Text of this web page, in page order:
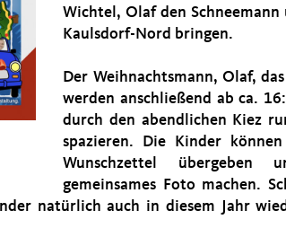
Wichtel, Olaf den
Kaulsdorf-Nord bringen.
Der Weihnachtsmann, Olaf,
werden anschließend ab ca.
durch den abendlichen Kiez
spazieren. Die Kinder
Wunschzettel
gemeinsames Foto machen.
natürlich auch in diesem Jahr